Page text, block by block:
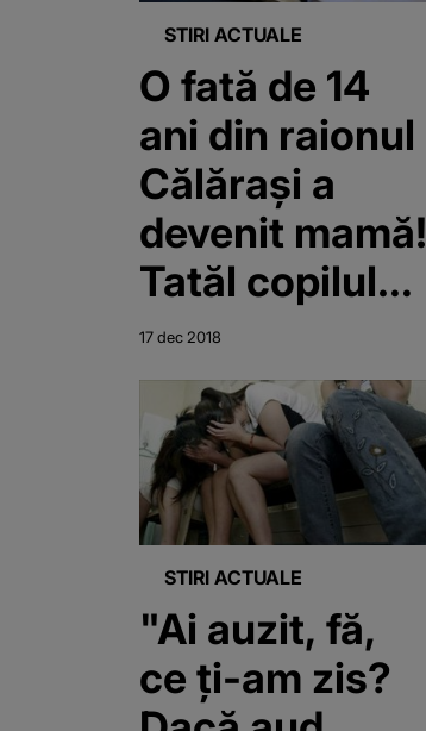
STIRI ACTUALE
O fată de 14
ani din raionul
Călăraşi a
devenit mamă!
Tatăl copilului
riscă 19 ani de
închisoare
17 dec 2018
STIRI ACTUALE
"Ai auzit, fă,
ce ţi-am zis?